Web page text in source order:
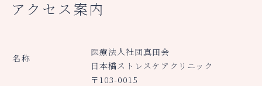
アクセス案内
名称
医療法人社団真田会
日本橋ストレスケアクリニック
〒103-0015